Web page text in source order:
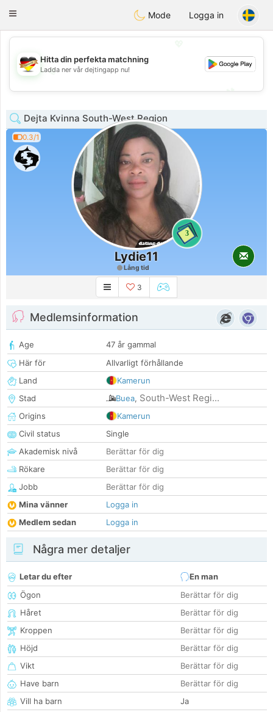
Deutsch Dating
Toggle
Mode Logga in
💖
💕
Hitta din perfekta matchning
Ladda ner vår dejtingapp nu!
Dejta Kvinna South-West Region
0.3/1
3
Lydie11
Lång tid
3
Medlemsinformation
Age
47 år gammal
Här för
Allvarligt förhållande
Land
Kamerun
Stad
Buea, South-West Regi...
Origins
Kamerun
Civil status
Single
Akademisk nivå
Berättar för dig
Rökare
Berättar för dig
Jobb
Berättar för dig
Mina vänner
Logga in
Medlem sedan
Logga in
Några mer detaljer
Letar du efter
En man
Ögon
Berättar för dig
Håret
Berättar för dig
Kroppen
Berättar för dig
Höjd
Berättar för dig
Vikt
Berättar för dig
Have barn
Berättar för dig
Vill ha barn
Ja